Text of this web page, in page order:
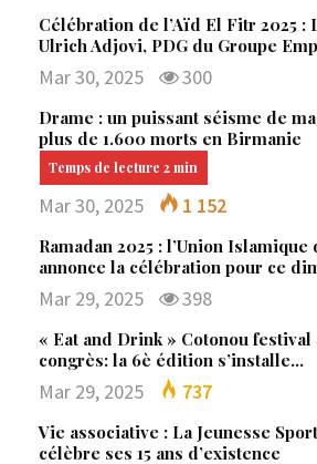
Célébration de l’Aïd El Fitr 2025 :
Ulrich Adjovi, PDG du Groupe
Mar 30, 2025 300
Drame : un puissant séisme de
plus de 1.600 morts en Birmanie
Mar 30, 2025 1 152
Ramadan 2025 : l’Union Islamique
annonce la célébration pour ce
Mar 29, 2025 398
« Eat and Drink » Cotonou festival
congrès: la 6è édition s’installe…
Mar 29, 2025 737
Vie associative : La Jeunesse
célèbre ses 15 ans d’existence